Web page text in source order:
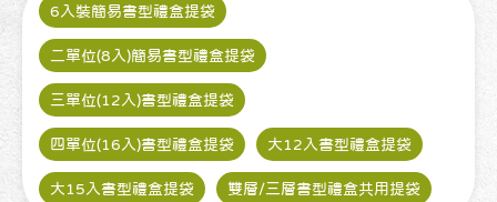
6入裝簡易書型禮盒提袋
二單位(8入)簡易書型禮盒提袋
三單位(12入)書型禮盒提袋
四單位(16入)書型禮盒提袋 大12入書型禮盒提袋
大15入書型禮盒提袋 雙層/三層書型禮盒共用提袋